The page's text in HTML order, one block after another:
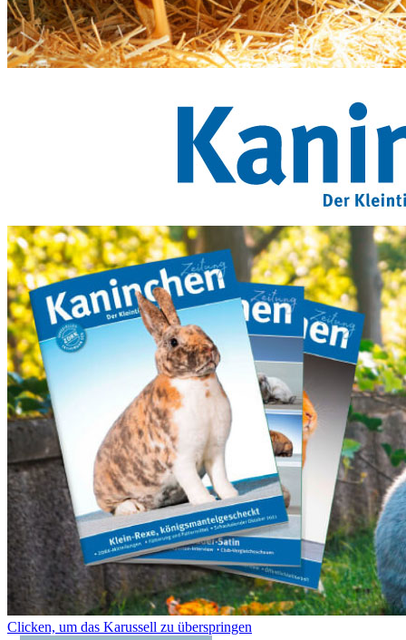
Clicken, um das Karussell zu überspringen